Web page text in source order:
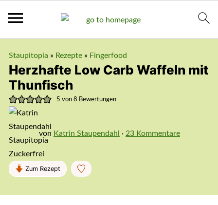
Staupitopia » Rezepte» Fingerfood
Herzhafte Low Carb Waffeln mit
Thunfisch
5 von 8 Bewertungen
von Katrin Staupendahl · 23 Kommentare
Zum Rezept